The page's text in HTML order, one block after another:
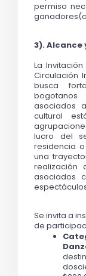
permiso
3).
La
Circulación
busca
asociados
cultural
lucro del
residencia
una
realización
asociados
Se invita a
de